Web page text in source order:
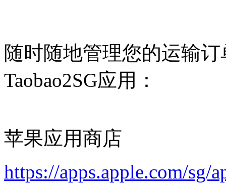
随时随地管理您的运输
Taobao2SG应用：
苹果应用商店
https://apps.apple.com/sg/